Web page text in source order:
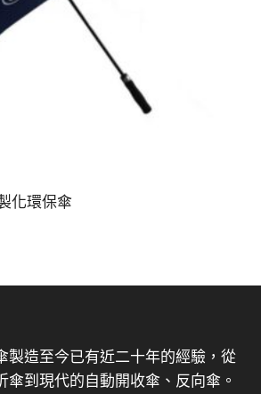
化環保傘
製造至今已有近二十年的經驗，從
傘到現代的自動開收傘、反向傘。